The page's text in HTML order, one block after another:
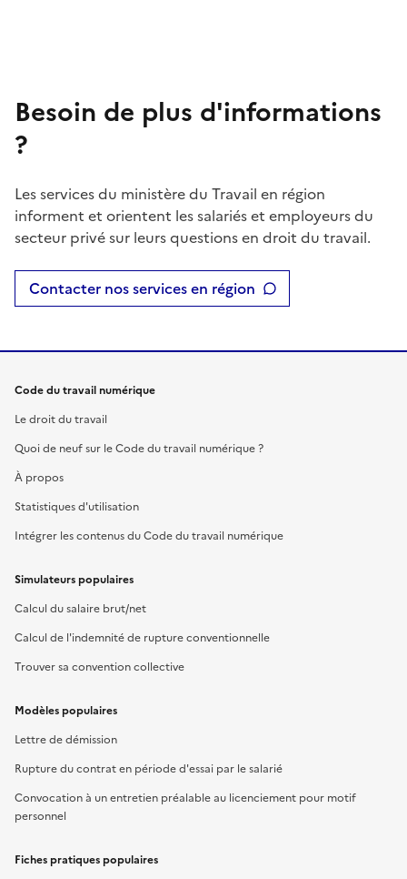
Besoin de plus d'informations
?
Les services du ministère du Travail en région
informent et orientent les salariés et employeurs du
secteur privé sur leurs questions en droit du travail.
Contacter nos services en région
Code du travail numérique
Le droit du travail
Quoi de neuf sur le Code du travail numérique ?
À propos
Statistiques d'utilisation
Intégrer les contenus du Code du travail numérique
Simulateurs populaires
Calcul du salaire brut/net
Calcul de l'indemnité de rupture conventionnelle
Trouver sa convention collective
Modèles populaires
Lettre de démission
Rupture du contrat en période d'essai par le salarié
Convocation à un entretien préalable au licenciement pour motif
personnel
Fiches pratiques populaires